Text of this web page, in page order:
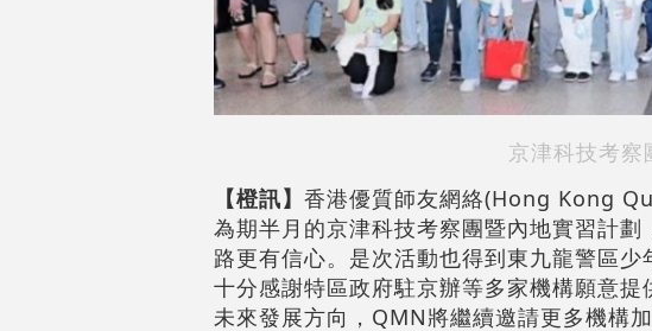
京津科技考察
【橙訊】 香港優質師友網絡(Hong Kong
為期半月的京津科技考察團暨內地實習計
路更有信心。是次活動也得到東九龍警區
十分感謝特區政府駐京辦等多家機構願意
未來發展方向，QMN將繼續邀請更多機構